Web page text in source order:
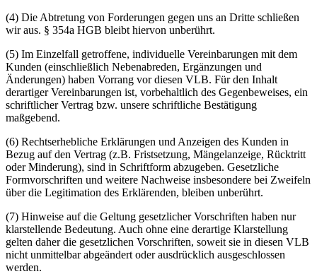
(4) Die Abtretung von Forderungen gegen uns an Dritte schließen
wir aus. § 354a HGB bleibt hiervon unberührt.
(5) Im Einzelfall getroffene, individuelle Vereinbarungen mit dem
Kunden (einschließlich Nebenabreden, Ergänzungen und
Änderungen) haben Vorrang vor diesen VLB. Für den Inhalt
derartiger Vereinbarungen ist, vorbehaltlich des Gegenbeweises, ein
schriftlicher Vertrag bzw. unsere schriftliche Bestätigung
maßgebend.
(6) Rechtserhebliche Erklärungen und Anzeigen des Kunden in
Bezug auf den Vertrag (z.B. Fristsetzung, Mängelanzeige, Rücktritt
oder Minderung), sind in Schriftform abzugeben. Gesetzliche
Formvorschriften und weitere Nachweise insbesondere bei Zweifeln
über die Legitimation des Erklärenden, bleiben unberührt.
(7) Hinweise auf die Geltung gesetzlicher Vorschriften haben nur
klarstellende Bedeutung. Auch ohne eine derartige Klarstellung
gelten daher die gesetzlichen Vorschriften, soweit sie in diesen VLB
nicht unmittelbar abgeändert oder ausdrücklich ausgeschlossen
werden.